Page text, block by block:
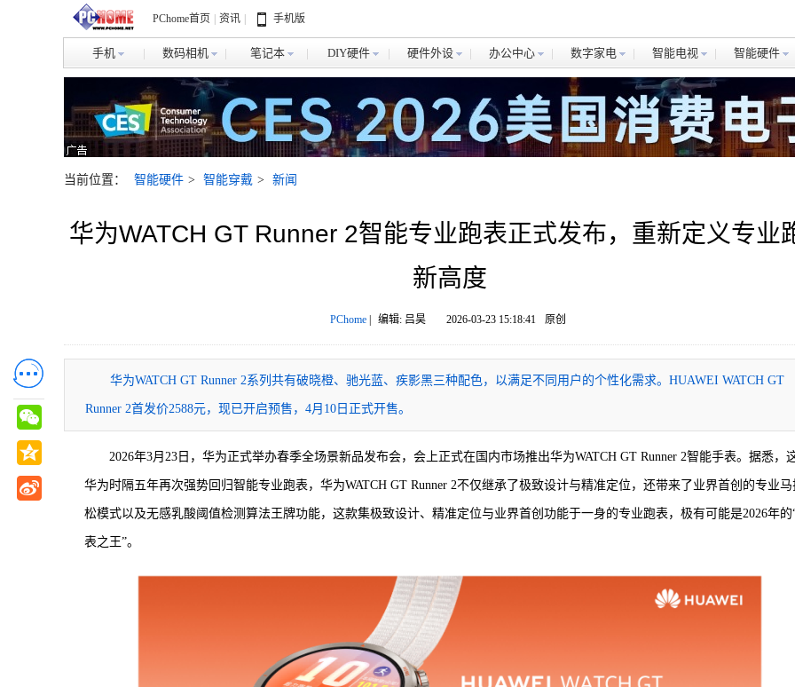
PChome首页 资讯 手机版
手机 数码相机 笔记本 DIY硬件 硬件外设 办公中心 数字家电 智能电视 智能硬件
当前位置： 智能硬件 > 智能穿戴 > 新闻
华为WATCH GT Runner 2智能专业跑表正式发布，重新定义专业
新高度
PChome| 编辑: 吕昊 2026-03-23 15:18:41 原创
华为WATCH GT Runner 2系列共有破晓橙、驰光蓝、疾影黑三种配色，以满足不同用户的个性化需求。HUAWEI WATCH GT
Runner 2首发价2588元，现已开启预售，4月10日正式开售。
2026年3月23日，华为正式举办春季全场景新品发布会，会上正式在国内市场推出华为WATCH GT Runner 2智能手表。据悉，
华为时隔五年再次强势回归智能专业跑表，华为WATCH GT Runner 2不仅继承了极致设计与精准定位，还带来了业界首创的专业马
松模式以及无感乳酸阈值检测算法王牌功能，这款集极致设计、精准定位与业界首创功能于一身的专业跑表，极有可能是2026年的
表之王”。